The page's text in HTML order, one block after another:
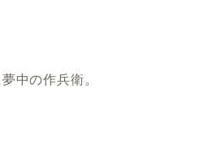
中の作兵衛。